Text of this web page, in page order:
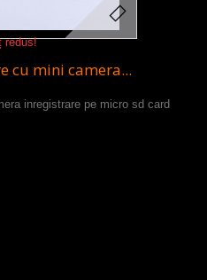
redus!
cu mini camera...
inregistrare pe micro sd card